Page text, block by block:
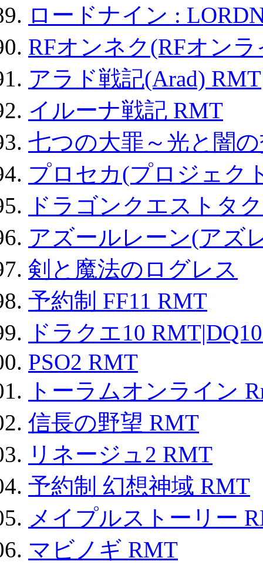
ロードナイン :
RFオンネク(RFオン
アラド戦記(Arad) RMT
イルーナ戦記 RMT
七つの大罪～光と闇
プロセカ(プロジェク
ドラゴンクエストタ
アズールレーン(アズ
剣と魔法のログレス
予約制 FF11 RMT
ドラクエ10
PSO2 RMT
トーラムオンライン
信長の野望 RMT
リネージュ2 RMT
予約制 幻想神域 RMT
メイプルストーリー
マビノギ RMT